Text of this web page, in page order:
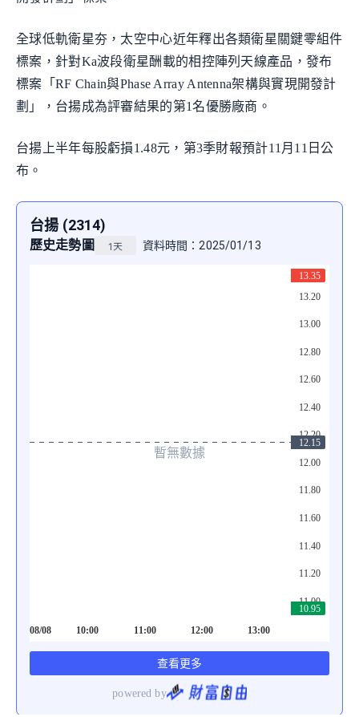
全球低軌衛星夯，太空中心近年釋出各類衛星關鍵零組件
標案，針對Ka波段衛星酬載的相控陣列天線產品，發布
標案「RF Chain與Phase Array Antenna架構與實現開發計
劃」，台揚成為評審結果的第1名優勝廠商。
台揚上半年每股虧損1.48元，第3季財報預計11月11日公
布。